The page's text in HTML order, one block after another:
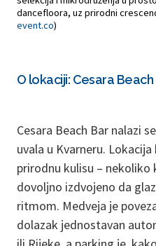
dancefloora, uz prirodni
event.co)
O lokaciji: Cesara
Cesara Beach Bar nalazi
uvala u Kvarneru.
prirodnu kulisu –
dovoljno izdvojeno da
ritmom. Medveja je
dolazak jednostavan